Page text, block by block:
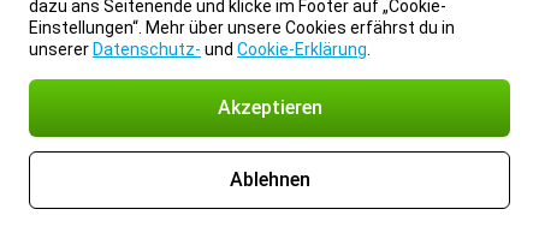
dazu ans Seitenende und klicke im Footer auf „Cookie-
Einstellungen“. Mehr über unsere Cookies erfährst du in
unserer Datenschutz- und Cookie-Erklärung
Akzeptieren
Ablehnen